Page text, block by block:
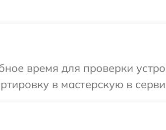
время для проверки
в мастерскую в